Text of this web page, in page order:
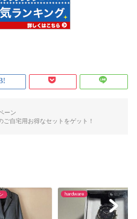
ーン
自宅用お得なセットをゲット！
hardware